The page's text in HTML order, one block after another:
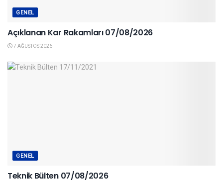
GENEL
Açıklanan Kar Rakamları 07/08/2026
7 AĞUSTOS 2026
GENEL
Teknik Bülten 07/08/2026